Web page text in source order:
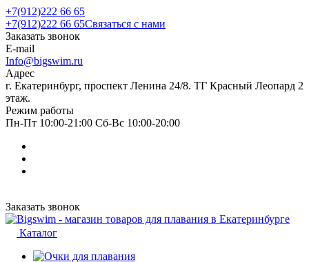
+7(912)222 66 65
+7(912)222 66 65Связаться с нами
Заказать звонок
E-mail
Info@bigswim.ru
Адрес
г. Екатеринбург, проспект Ленина 24/8. ТГ Красный Леопард 2
этаж.
Режим работы
Пн-Пт 10:00-21:00 Сб-Вс 10:00-20:00
Заказать звонок
Каталог